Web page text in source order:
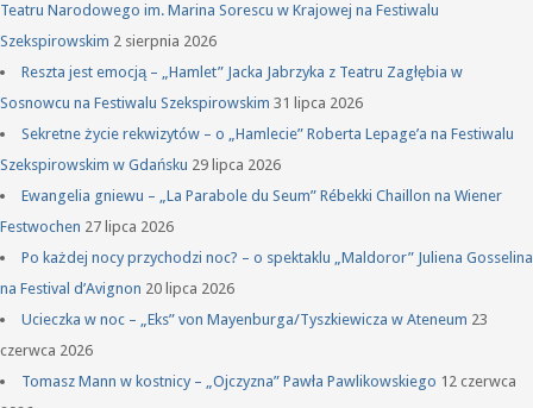
Teatru Narodowego im. Marina Sorescu w Krajowej na Festiwalu
Szekspirowskim 2 sierpnia 2026
Reszta jest emocją – „Hamlet” Jacka Jabrzyka z Teatru Zagłębia w
Sosnowcu na Festiwalu Szekspirowskim 31 lipca 2026
Sekretne życie rekwizytów – o „Hamlecie” Roberta Lepage’a na Festiwalu
Szekspirowskim w Gdańsku 29 lipca 2026
Ewangelia gniewu – „La Parabole du Seum” Rébekki Chaillon na Wiener
Festwochen 27 lipca 2026
Po każdej nocy przychodzi noc? – o spektaklu „Maldoror” Juliena Gosselina
na Festival d’Avignon 20 lipca 2026
Ucieczka w noc – „Eks” von Mayenburga/Tyszkiewicza w Ateneum 23
czerwca 2026
Tomasz Mann w kostnicy – „Ojczyzna” Pawła Pawlikowskiego 12 czerwca